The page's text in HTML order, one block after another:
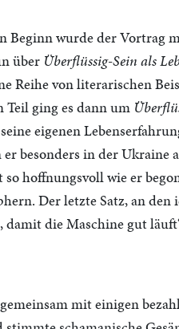
Beginn wurde der Vortrag
über Überflüssig-Sein als
Reihe von literarischen
Teil ging es dann um
eigenen
besonders in der Ukraine
hoffnungsvoll wie er
Der letzte Satz, an
die Maschine gut
mit einigen